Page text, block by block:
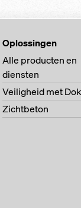
Oplossingen
Alle producten en
diensten
Veiligheid met
Zichtbeton